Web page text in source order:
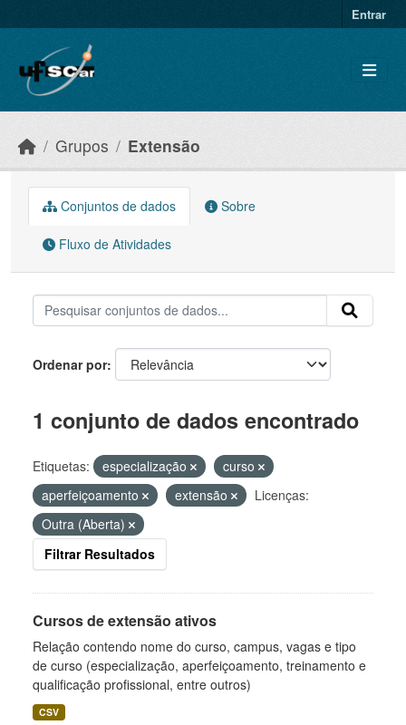
Entrar
Grupos Extensão
Conjuntos de dados Sobre
Fluxo de Atividades
Ordenar por
1 conjunto de dados encontrado
Etiquetas: especialização
curso
aperfeiçoamento
extensão
Licenças:
Outra (Aberta)
Filtrar Resultados
Cursos de extensão ativos
Relação contendo nome do curso, campus, vagas e tipo
de curso (especialização, aperfeiçoamento, treinamento e
qualificação profissional, entre outros)
CSV